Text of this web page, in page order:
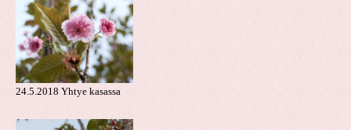
24.5.2018 Yhtye kasassa